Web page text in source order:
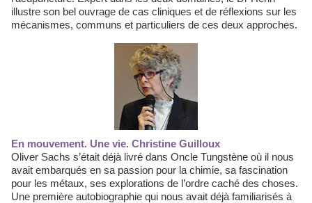
illustre son bel ouvrage de cas cliniques et de réflexions sur les
mécanismes, communs et particuliers de ces deux approches.
En mouvement. Une vie. Christine Guilloux
Oliver Sachs s’était déjà livré dans Oncle Tungstène où il nous
avait embarqués en sa passion pour la chimie, sa fascination
pour les métaux, ses explorations de l’ordre caché des choses.
Une première autobiographie qui nous avait déjà familiarisés à